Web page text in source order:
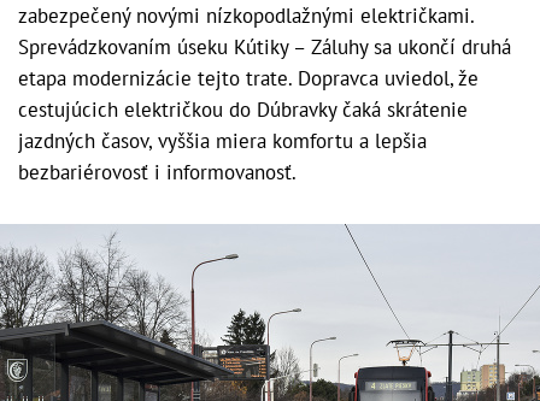
zabezpečený novými nízkopodlažnými električkami.
Sprevádzkovaním úseku Kútiky – Záluhy sa ukončí druhá
etapa modernizácie tejto trate. Dopravca uviedol, že
cestujúcich električkou do Dúbravky čaká skrátenie
jazdných časov, vyššia miera komfortu a lepšia
bezbariérovosť i informovanosť.